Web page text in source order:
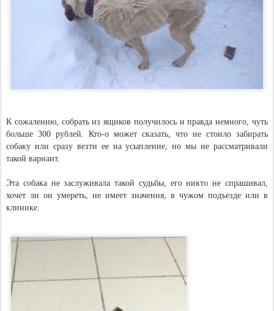
К сожалению, собрать из ящиков получилось и правда немного, чуть
больше 300 рублей. Кто-о может сказать, что не стоило забирать
собаку или сразу везти ее на усыпление, но мы не рассматривали
такой вариант.
Эта собака не заслуживала такой судьбы, его никто не спрашивал,
хочет ли он умереть, не имеет значения, в чужом подъезде или в
клинике.